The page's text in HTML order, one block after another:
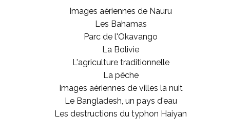
Images aériennes de Nauru
Les Bahamas
Parc de l'Okavango
La Bolivie
L'agriculture traditionnelle
La pêche
Images aériennes de villes la nuit
Le Bangladesh, un pays d'eau
Les destructions du typhon Haiyan